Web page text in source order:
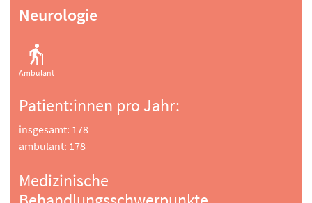
Klinische Sozialarbeit, Sozialtherapie
Angehörigen, Zusammenarbeit mit Selbsthilfegruppen
Ergotherapie, Arbeitstherapie und andere funktionelle
Funktionelle Ergotherapie, ADL-Training,
Hilfsmittelberatung, Gelenkschutz, Sturzprophylaxe,
Berufsspezifische Belastungserprobung,
Arbeitserprobung, Arbeitsplatzberatung, Ergonomie am
Klinische Psychologie
Neurologie
Ambulant
Patient:innen pro Jahr:
insgesamt: 178
ambulant: 178
Medizinische